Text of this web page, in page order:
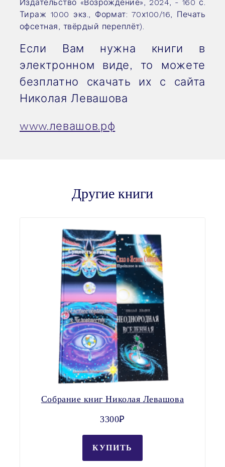
Издательство «Возрождение», 2024, - 160 с.
Тираж 1000 экз., Формат: 70х100/16, Печать
офсетная, твёрдый переплёт).
Если Вам нужна книги в
электронном виде, то можете
безплатно
скачать их с сайта
Николая Левашова
www.левашов.рф
Другие книги
Собрание книг Николая Левашова
3300Ꝑ
КУПИТЬ